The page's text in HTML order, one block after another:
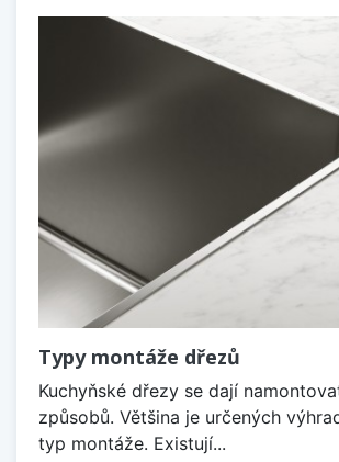
Typy montáže dřezů
Kuchyňské dřezy se dají
způsobů. Většina je určených
typ montáže. Existují...